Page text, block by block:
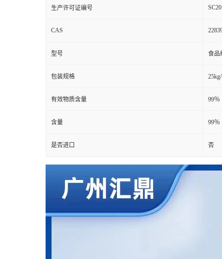
生产许可证编号
CAS
型号 食品
包装规格
有效物质含量 99％
含量 99％
是否进口 否